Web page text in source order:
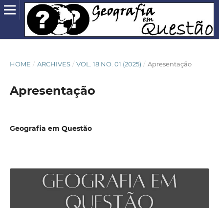
HOME / ARCHIVES / VOL. 18 NO. 01 (2025) / Apresentação
Apresentação
Geografia em Questão